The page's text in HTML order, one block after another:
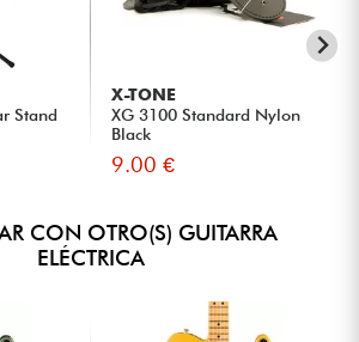
Stand
X-TONE
XG 3100 Standard Nylon
Black
9.00 €
CON OTRO(S) GUITARRA
ELÉCTRICA